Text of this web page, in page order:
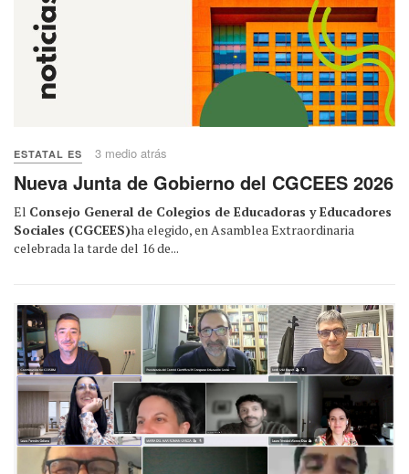
ESTATAL ES 3 medio atrás
Nueva Junta de Gobierno del CGCEES 2026
El Consejo General de Colegios de Educadoras y Educadores
Sociales (CGCEES)ha elegido, en Asamblea Extraordinaria
celebrada la tarde del 16 de...